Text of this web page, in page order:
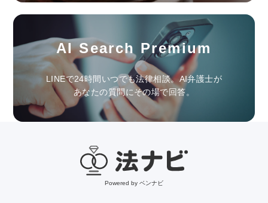
AI Search Premium
LINEで24時間いつでも法律相談。AI弁護士が
あなたの質問にその場で回答。
Powered by ベンナビ